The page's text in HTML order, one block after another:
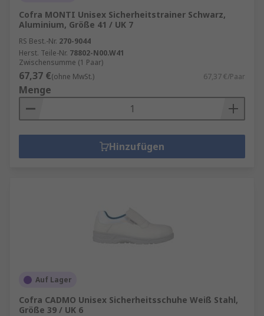
Cofra MONTI Unisex Sicherheitstrainer Schwarz,
Aluminium, Größe 41 / UK 7
RS Best.-Nr. 270-9044
Herst. Teile-Nr. 78802-N00.W41
Zwischensumme (1 Paar)
67,37 €(ohne MwSt.) 67,37 €/Paar
Menge
Hinzufügen
Auf Lager
Cofra CADMO Unisex Sicherheitsschuhe Weiß Stahl,
Größe 39 / UK 6